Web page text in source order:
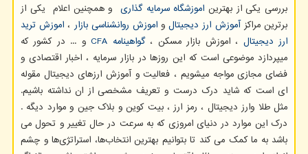
بررسی یکی از بهترین اموزشگاه سرمایه گذاری و همچنین اعلام یکی از
برترین مراکزآموزش ارز دیجیتالواموزش روانشناسی بازار ، اموزش ترید
ارز دیجیتال ، اموزش بازار مسکن ،گواهینامه CFA و ... در کشور که
میپردازد موضوعی است که این روزها در بازار سرمایه ، اخبار اقتصادی و
فضای مجازی مواجه میشویم ، فعالیت و آموزش ارزهای دیجیتال مقوله
ای است که شاید درک درست و تعریف مشخصی از ان نداشته باشیم.
مثل طلا وارز دیجیتال ، رمز ارز ، بیت کوین و بلاک جین و موارد دیگه .
درک این موارد در دنیای امروزی که به سرعت در حال تغییر و تحول می
باشد به ما کمک می کند تا بتوانیم بهترین انتخاب‌ها، استراتژی‌ها و چشم